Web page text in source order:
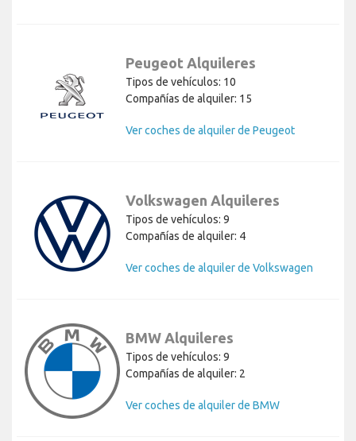
Peugeot Alquileres
Tipos de vehículos: 10
Compañías de alquiler: 15
Ver coches de alquiler de Peugeot
Volkswagen Alquileres
Tipos de vehículos: 9
Compañías de alquiler: 4
Ver coches de alquiler de Volkswagen
BMW Alquileres
Tipos de vehículos: 9
Compañías de alquiler: 2
Ver coches de alquiler de BMW